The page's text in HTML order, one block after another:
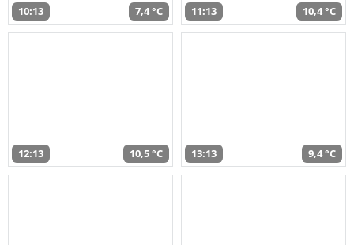
10:13 7,4 °C 11:13 10,4 °C
12:13 10,5 °C 13:13 9,4 °C